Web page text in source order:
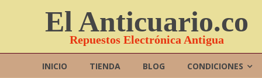
El Anticuario.co
Repuestos Electrónica Antigua
INICIO TIENDA BLOG CONDICIONES